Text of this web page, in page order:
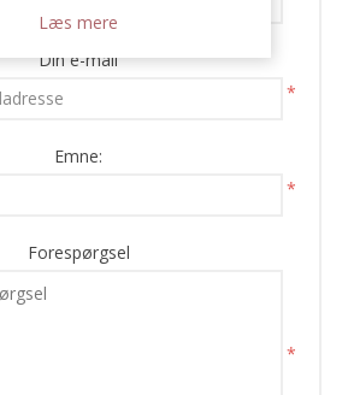
Din e-mail
*
Emne:
*
Forespørgsel
*
Læs mere